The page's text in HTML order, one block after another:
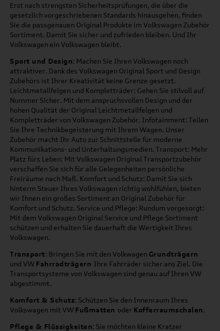
Erst nach strengsten Sicherheitsprüfungen, die über die
gesetzlich vorgeschriebenen Standards hinausgehen, finden
Sie die passgenauen Original Produkte im Volkswagen Zubehör
Sortiment. Damit Sie sicher und zufrieden bleiben. Und Ihr
Volkswagen ein Volkswagen bleibt.
Sport und Design: Machen Sie Ihren Volkswagen noch
attraktiver. Dank des Volkswagen Original Sport und Design
Zubehörs ist Ihrer Kreativität keine Grenze gesetzt.
Leichtmetallfelgen und Kompletträder: Gehen Sie stilvoll auf
Nummer Sicher. Mit dem anspruchsvollen Design und der
hohen Qualität der Original Leichtmetallfelgen und
Kompletträder von Volkswagen Zubehör. Infotainment: Teilen
Sie Ihre Technikbegeisterung mit Ihrem Wagen. Unser
Zubehör macht Ihr Auto zur Schnittstelle für moderne
Kommunikations- und Unterhaltungsmedien. Transport: Mehr
Platz fürs Leben: Mit Volkswagen Original Transportzubehör
verschaffen Sie sich für alle Gelegenheiten persönliche
Freiräume nach Maß. Komfort und Schutz: Damit Sie sich
hinterm Steuer Ihres Volkswagen richtig wohlfühlen, bieten
wir Ihnen ein großes Sortiment an Original Zubehör für
Komfort und Schutz. Service und Pflege: Rundum vorgesorgt:
Mit dem Volkswagen Original Service und Pflege Sortiment
schützen und erhalten Sie dauerhaft die Wertigkeit Ihres
Volkswagen.
Transport: Bringen Sie mit den Volkwagen Grundträgern
und VW Fahrradträgern Ihre Fahrräder sicher ans Ziel. Die
Transportsysteme von Volkswagen sind genau auf Ihren VW
abgestimmt.
Komfort & Schutz: Schützen Sie den Innenraum Ihres
Volkswagen mit VW Fußmatten oder Kofferraumschalen.
Pflege & Flüssigkeiten: Sie möchten kleine Kratzer